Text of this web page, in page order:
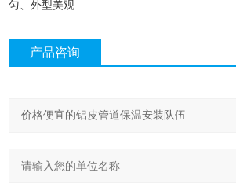
匀、外型美观
产品咨询